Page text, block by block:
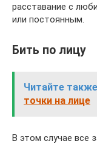
расставание с
или постоянным.
Бить по лицу
Читайте
точки на лице
В этом случае все